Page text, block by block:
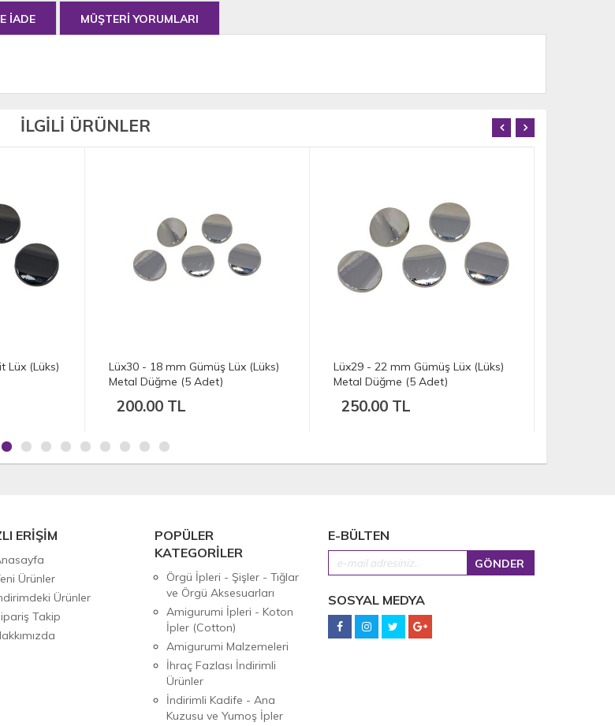
İADE MÜŞTERİ YORUMLARI
İLGİLİ ÜRÜNLER
Lüx30 - 18 mm Gümüş Lüx (Lüks)
Metal Düğme (5 Adet)
200.00 TL
Lüx29 - 22 mm Gümüş Lüx (Lüks)
Metal Düğme (5 Adet)
250.00 TL
ERİŞİM
Ürünler
Ürünler
Takip
POPÜLER
KATEGORİLER
Örgü İpleri - Şişler - Tığlar
ve Örgü Aksesuarları
Amigurumi İpleri - Koton
İpler (Cotton)
Amigurumi Malzemeleri
İhraç Fazlası İndirimli
Ürünler
İndirimli Kadife - Ana
Kuzusu ve Yumoş İpler
E-BÜLTEN
SOSYAL MEDYA